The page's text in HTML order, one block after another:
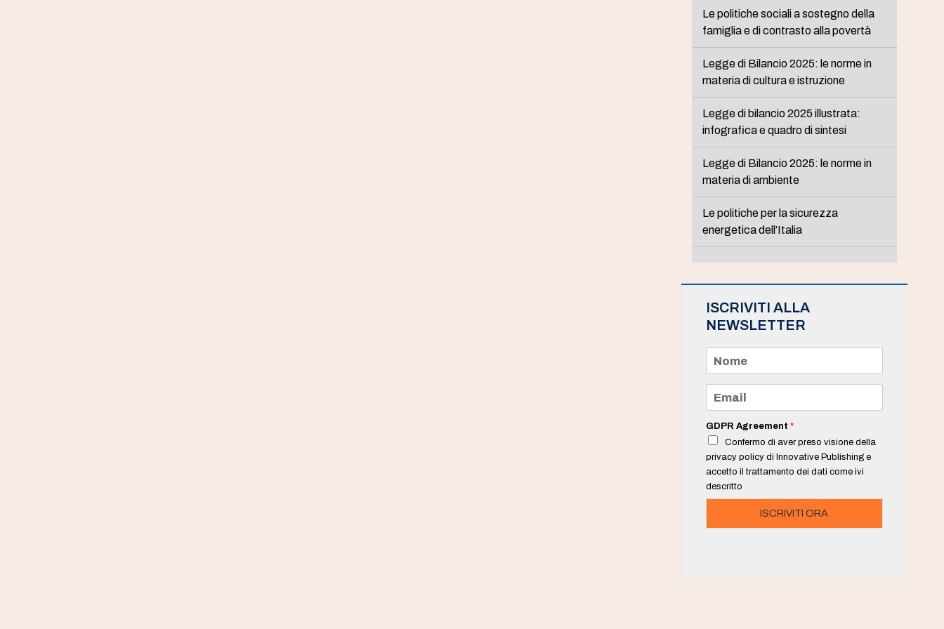
Le politiche sociali a sostegno della
famiglia e di contrasto alla povertà
Legge di Bilancio 2025: le norme in
materia di cultura e istruzione
Legge di bilancio 2025 illustrata:
infografica e quadro di sintesi
Legge di Bilancio 2025: le norme in
materia di ambiente
Le politiche per la sicurezza
energetica dell’Italia
ISCRIVITI ALLA
NEWSLETTER
m
e
a
i
*
GDPR Agreement *
Confermo di aver preso visione della
privacy policy di Innovative Publishing e
accetto il trattamento dei dati come ivi
descritto
ISCRIVITI ORA